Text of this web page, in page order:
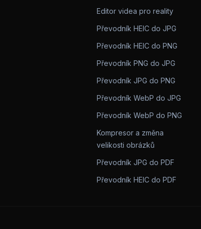
Editor videa pro reality
Převodník HEIC do JPG
Převodník HEIC do PNG
Převodník PNG do JPG
Převodník JPG do PNG
Převodník WebP do JPG
Převodník WebP do PNG
Kompresor a změna
velikosti obrázků
Převodník JPG do PDF
Převodník HEIC do PDF